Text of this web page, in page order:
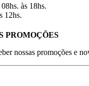
às 18hs.
12hs.
PROMOÇÕES
nossas promoções e